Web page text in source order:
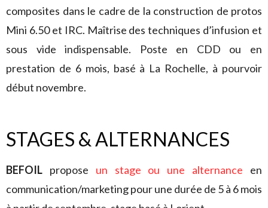
composites dans le cadre de la construction de protos
Mini 6.50 et IRC. Maîtrise des techniques d’infusion et
sous vide indispensable. Poste en CDD ou en
prestation de 6 mois, basé à La Rochelle, à pourvoir
début novembre.
STAGES & ALTERNANCES
BEFOIL propose un stage ou une alternance en
communication/marketing pour une durée de 5 à 6 mois